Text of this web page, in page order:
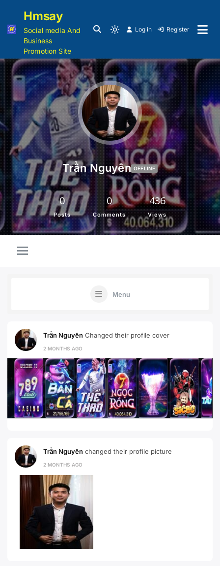
Hmsay
Social media And
Business
Promotion Site
Log in Register
Trần Nguyên OFFLINE
0
Posts
0
Comments
436
Views
Menu
Trần Nguyên Changed their profile cover
2 MONTHS AGO
Trần Nguyên changed their profile picture
2 MONTHS AGO